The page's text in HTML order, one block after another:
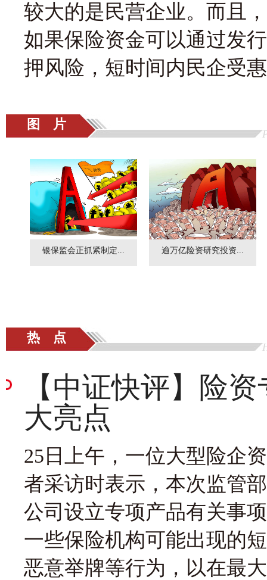
较大的是民营企业。而且
如果保险资金可以通过发
押风险，短时间内民企受
图 片
银保监会正抓紧制定... 逾万亿险资研究投资...
热 点
【中证快评】险
大亮点
25日上午，一位大型险企
者采访时表示，本次监管
公司设立专项产品有关事
一些保险机构可能出现的
恶意举牌等行为，以在最